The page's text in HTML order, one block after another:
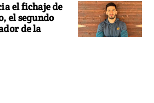
el fichaje de
el segundo
de la